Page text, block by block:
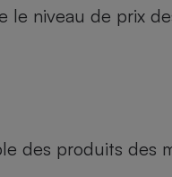
niveau de prix
des produits